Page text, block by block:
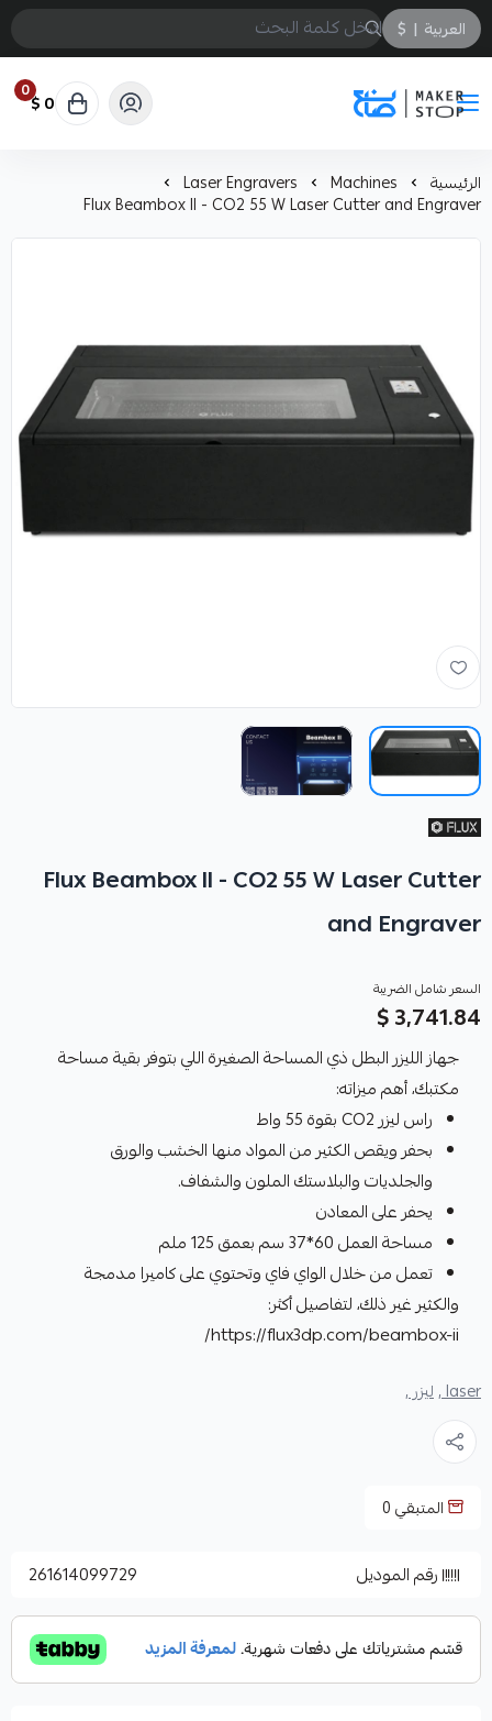
العربية |
$
صانع
0 0 $
الرئيسية Machines
Laser Engravers
Flux Beambox ll - CO2 55 W Laser Cutter and Engraver
Flux Beambox ll - CO2 55 W Laser Cutter
and Engraver
السعر شامل الضريبة
3,741.84 $
جهاز الليزر البطل ذي المساحة الصغيرة اللي بتوفر بقية مساحة
مكتبك، أهم ميزاته:
راس ليزر CO2 بقوة 55 واط
بحفر ويقص الكثير من المواد منها الخشب والورق
والجلديات والبلاستك الملون والشفاف.
يحفر على المعادن
مساحة العمل 60*37 سم بعمق 125 ملم
تعمل من خلال الواي فاي وتحتوي على كاميرا مدمجة
والكثير غير ذلك، لتفاصيل أكثر:
https://flux3dp.com/beambox-ii/
laser , ليزر ,
المتبقي0
رقم الموديل 261614099729